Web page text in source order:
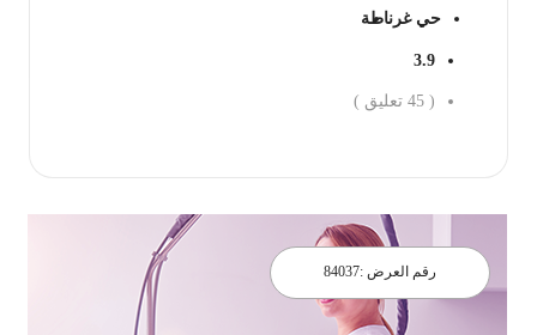
حي غرناطة
3.9
45 تعليق )
رقم العرض : 84037